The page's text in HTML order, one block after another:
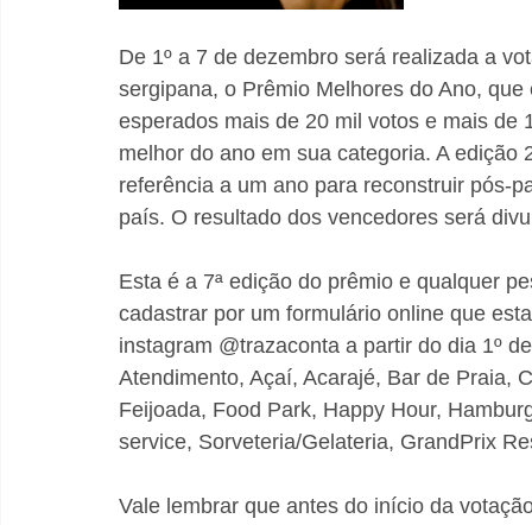
De 1º a 7 de dezembro será realizada a
sergipana, o Prêmio Melhores do Ano,
esperados mais de 20 mil votos e mais
melhor do ano em sua categoria. A
referência a um ano para reconstruir pós-
país. O resultado dos vencedores será
Esta é a 7ª edição do prêmio e qualquer
cadastrar por um formulário online que
instagram @trazaconta a partir do dia 1º
Atendimento, Açaí, Acarajé, Bar de Praia,
Feijoada, Food Park, Happy Hour,
service, Sorveteria/Gelateria, GrandPrix
Vale lembrar que antes do início da